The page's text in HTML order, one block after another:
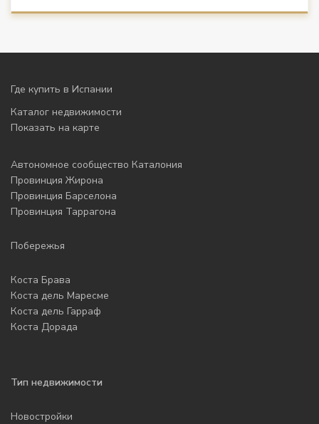
Где купить в Испании
Каталог недвижимости
Показать на карте
Автономное сообщество Каталония
Провинция Жирона
Провинция Барселона
Провинция Таррагона
Побережья
Коста Брава
Коста дель Маресме
Коста дель Гарраф
Коста Дорада
Тип недвижимости
Новостройки